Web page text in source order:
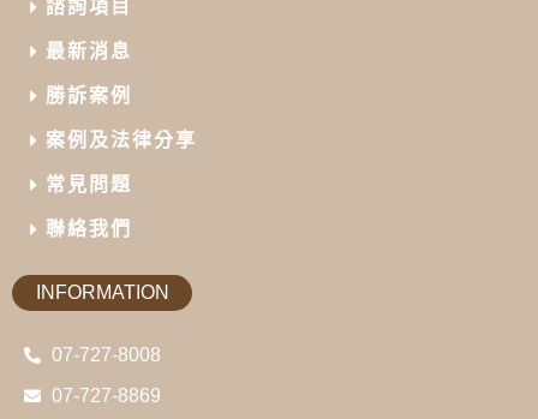
諮詢項目
最新消息
勝訴案例
案例及法律分享
常見問題
聯絡我們
INFORMATION
07-727-8008
07-727-8869